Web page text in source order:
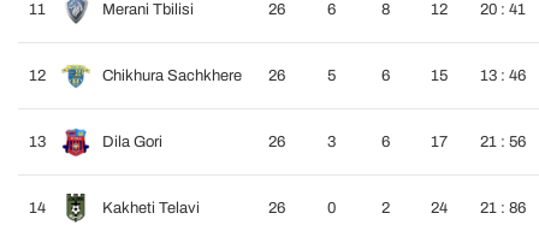
11 Merani Tbilisi 26 6 8 12 20 : 41
12 Chikhura Sachkhere 26 5 6 15 13 : 46
13 Dila Gori 26 3 6 17 21 : 56
14 Kakheti Telavi 26 0 2 24 21 : 86